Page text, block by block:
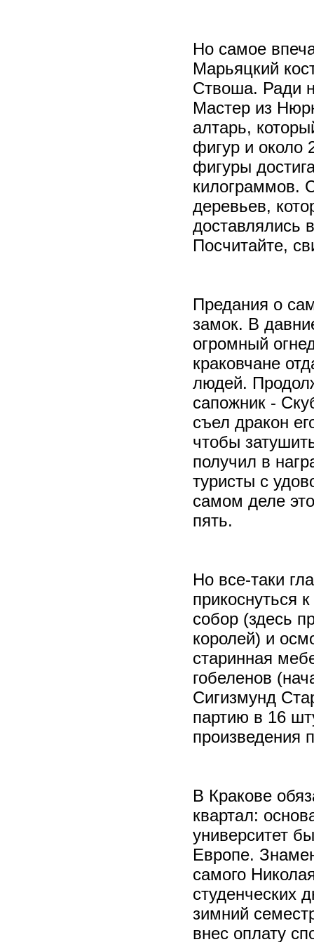
Но самое
Марьяцкий
Ствоша. Ради
Мастер из
алтарь,
фигур и около
фигуры
килограммов.
деревьев,
доставлялись
Посчитайте,
Предания о
замок. В
огромный
краковчане
людей.
сапожник -
съел дракон
чтобы
получил в
туристы с
самом деле
пять.
Но все-таки
прикоснуться
собор (здесь
королей) и
старинная
гобеленов
Сигизмунд
партию в 16
произведения
В Кракове
квартал:
университет
Европе.
самого
студенческих
зимний
внес оплату